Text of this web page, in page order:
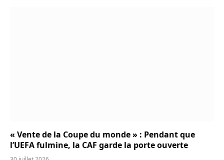
« Vente de la Coupe du monde » : Pendant que
l’UEFA fulmine, la CAF garde la porte ouverte